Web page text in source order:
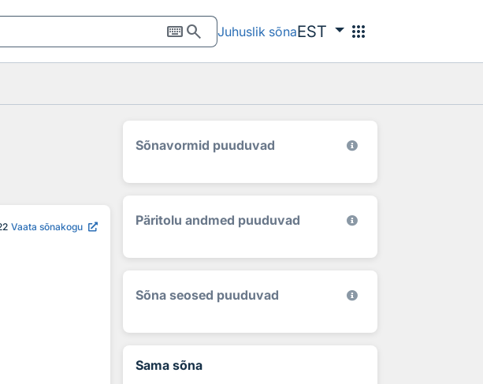
keyboardsearch Juhuslik sõnaEST apps
Vaata sõnakogu
Sõnavormid puuduvad
Päritolu andmed puuduvad
Sõna seosed puuduvad
Sama sõna